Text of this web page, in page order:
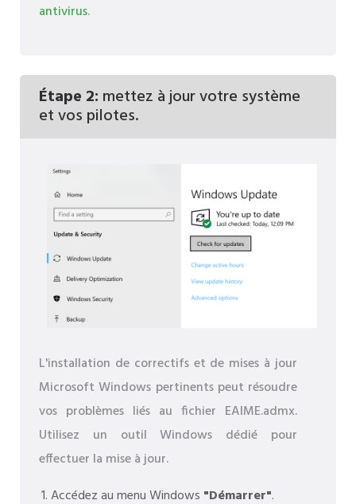
antivirus.
Étape 2: mettez à jour votre système
et vos pilotes.
L'installation de correctifs et de mises à jour
Microsoft Windows pertinents peut résoudre
vos problèmes liés au fichier EAIME.admx.
Utilisez un outil Windows dédié pour
effectuer la mise à jour.
Accédez au menu Windows "Démarrer".